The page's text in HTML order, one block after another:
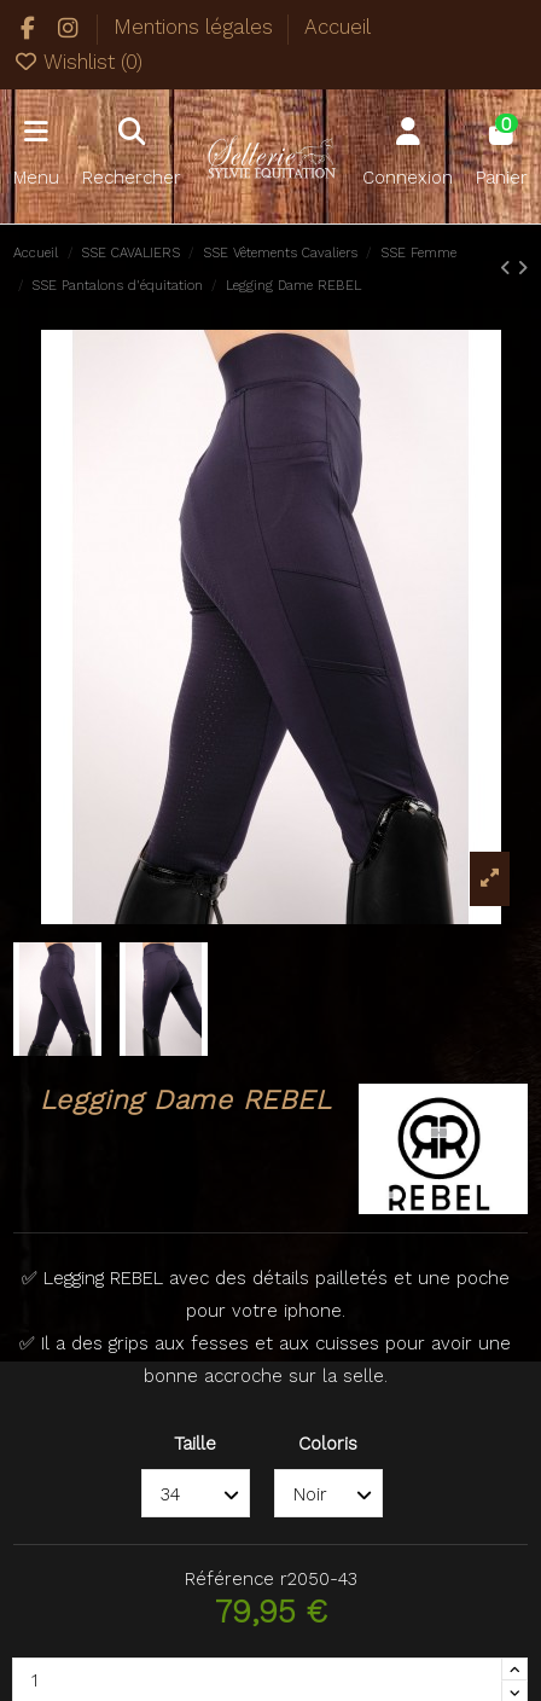
Mentions légales
Accueil
Wishlist (0)
Menu Rechercher Connexion
0
Panier
Accueil SSE CAVALIERS SSE Vêtements Cavaliers SSE Femme
SSE Pantalons d'équitation Legging Dame REBEL
Legging Dame REBEL
✅ Legging REBEL avec des détails pailletés et une poche
pour votre iphone.
✅ Il a des grips aux fesses et aux cuisses pour avoir une
bonne accroche sur la selle.
Taille Coloris
Référence r2050-43
79,95 €